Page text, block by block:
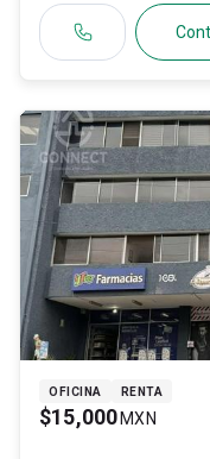
OFICINA RENTA
$15,000 MXN